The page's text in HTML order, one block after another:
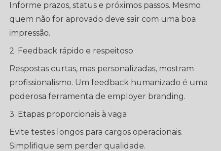
Informe prazos, status e próximos passos. Mesmo
quem não for aprovado deve sair com uma boa
impressão.
2. Feedback rápido e respeitoso
Respostas curtas, mas personalizadas, mostram
profissionalismo. Um feedback humanizado é uma
poderosa ferramenta de employer branding.
3. Etapas proporcionais à vaga
Evite testes longos para cargos operacionais.
Simplifique sem perder qualidade.